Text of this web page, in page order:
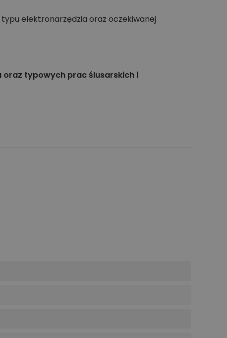
typu elektronarzędzia oraz oczekiwanej
oraz typowych prac ślusarskich i